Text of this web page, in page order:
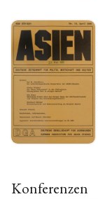
Konferenzen